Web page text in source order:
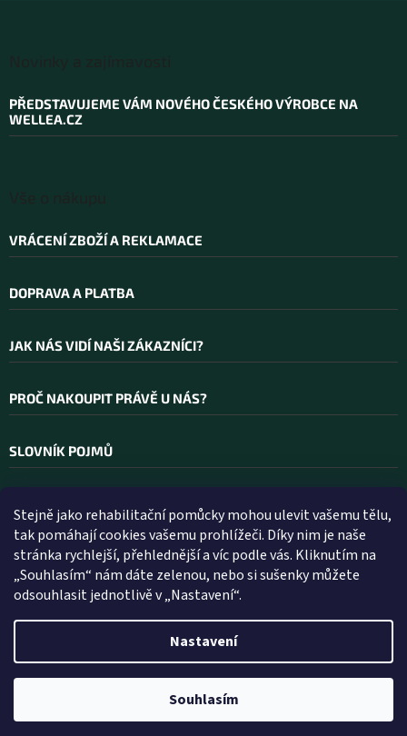
Stejně jako rehabilitační pomůcky mohou ulevit vašemu tělu,
tak pomáhají cookies vašemu prohlížeči. Díky nim je naše
stránka rychlejší, přehlednější a víc podle vás. Kliknutím na
„Souhlasím“ nám dáte zelenou, nebo si sušenky můžete
odsouhlasit jednotlivě v „Nastavení“.
Nastavení
Souhlasím
PŘEDSTAVUJEME VÁM NOVÉHO ČESKÉHO VÝROBCE NA
WELLEA.CZ
VRÁCENÍ ZBOŽÍ A REKLAMACE
DOPRAVA A PLATBA
JAK NÁS VIDÍ NAŠI ZÁKAZNÍCI?
PROČ NAKOUPIT PRÁVĚ U NÁS?
SLOVNÍK POJMŮ
Kontakt
INFO@WELLEA.CZ
800 200 900
602 112 602
Vytvořil Shoptet